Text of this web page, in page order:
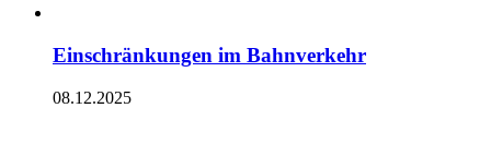
Einschränkungen im Bahnverkehr
08.12.2025